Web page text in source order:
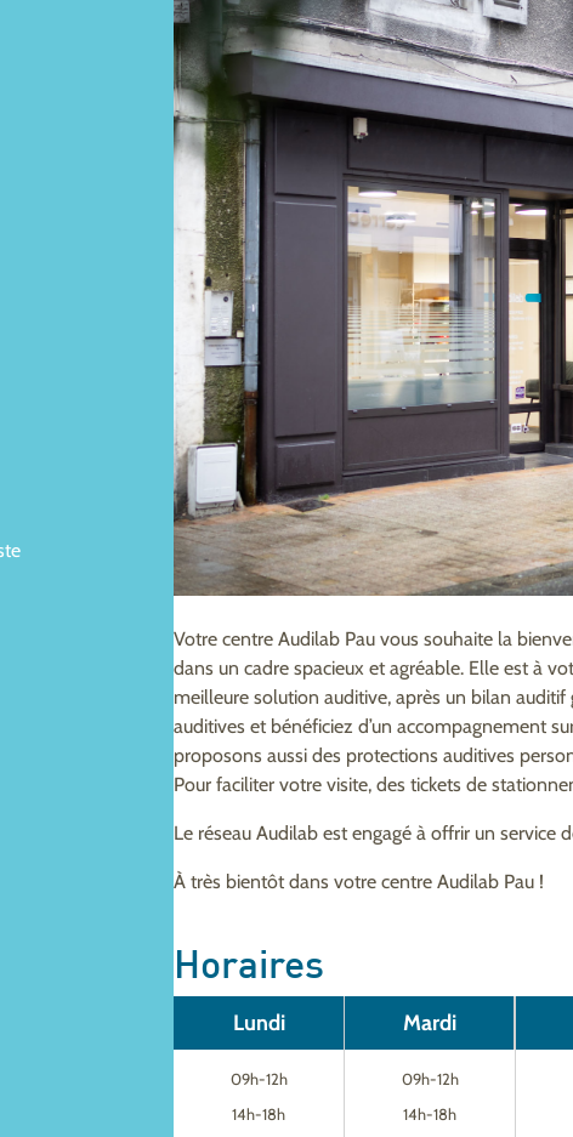
Votre centre Audilab Pau vous souhaite la
dans un cadre spacieux et agréable. Elle est à
meilleure solution auditive, après un bilan
auditives et bénéficiez d’un accompagnement
proposons aussi des protections auditives
Pour faciliter votre visite, des tickets de
Le réseau Audilab est engagé à offrir un service
À très bientôt dans votre centre Audilab Pau !
Horaires
Lundi
09h-12h
14h-18h
Mardi
09h-12h
14h-18h